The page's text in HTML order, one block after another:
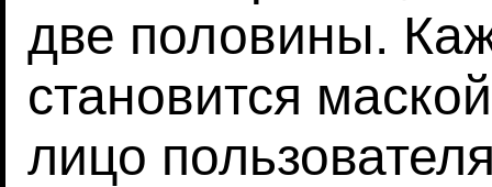
две половины.
становится
лицо